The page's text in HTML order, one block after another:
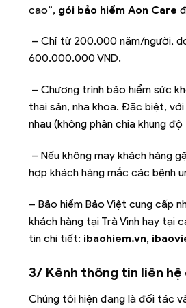
cao”, gói bảo hiểm Aon Care
– Chỉ từ 200.000 năm/người,
600.000.000 VND.
– Chương trình bảo hiểm sức
thai sản, nha khoa. Đặc biệt,
nhau (không phân chia khung
– Nếu không may khách hàng
hợp khách hàng mắc các bệnh
– Bảo hiểm Bảo Việt cung cấp
khách hàng tại Trà Vinh hay
tin chi tiết: ibaohiem.vn,
3/ Kênh thông tin liên hệ
Chúng tôi hiện đang là đối tác